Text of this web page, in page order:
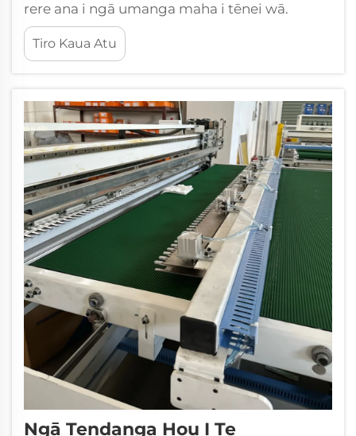
rere ana i ngā umanga maha i tēnei wā.
Kātahi nei ngā māhine e whakamāhi ana i
ngā kōrero pūtaiao o te tāwhai hōhi hei
whakamāhi i ngā mea rānei i te tāwhai hōhi, i
ngā kōrero pūtaiao mo ngā kai. Kāore i te rere
tonu i ngā wā...
Tiro Kaua Atu
Ngā Tendanga Hou I Te